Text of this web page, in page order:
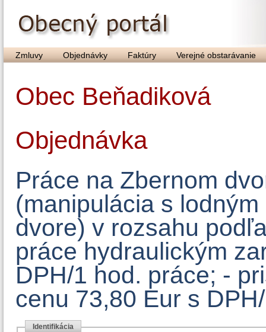
Zmluvy Objednávky Faktúry Verejné obstarávanie
Obec Beňadiková
Objednávka
Práce na Zbernom
(manipulácia s
dvore) v rozsahu
práce hydraulickým
DPH/1 hod. práce; -
cenu 73,80 Eur s
Identifikácia